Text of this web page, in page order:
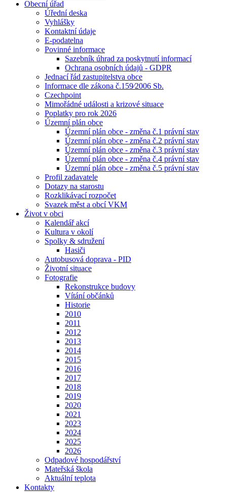
Obecní úřad
Úřední deska
Vyhlášky
Kontaktní údaje
E-podatelna
Povinné informace
Sazebník úhrad za poskytnutí informací
Ochrana osobních údajů - GDPR
Jednací řád zastupitelstva obce
Informace dle zákona č.159⁄2006 Sb.
Czechpoint
Mimořádné události a krizové situace
Poplatky pro rok 2026
Územní plán obce
Územní plán obce - změna č.1 právní stav
Územní plán obce - změna č.2 právní stav
Územní plán obce - změna č.3 právní stav
Územní plán obce - změna č.4 právní stav
Územní plán obce - změna č.5 právní stav
Profil zadavatele
Dotazy na starostu
Rozklikávací rozpočet
Svazek měst a obcí VKM
Život v obci
Kalendář akcí
Kultura v okolí
Spolky & sdružení
Hasiči
Autobusová doprava - PID
Životní situace
Fotografie
Rekonstrukce budovy
Vítání občánků
Historie
2010
2011
2012
2013
2014
2015
2016
2017
2018
2019
2020
2021
2023
2024
2025
2026
Odpadové hospodářství
Mateřská škola
Aktuální teplota
Kontakty